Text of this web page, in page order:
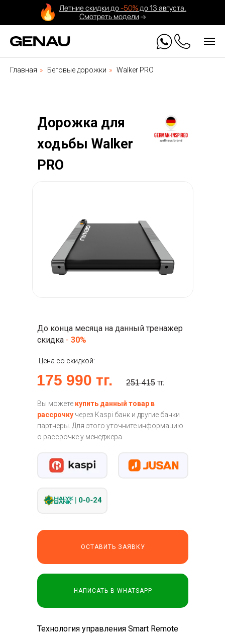
Летние скидки до-50%до 13 августа.
Смотреть модели
Главная » Беговые дорожки » Walker PRO
Дорожка для
ходьбы Walker
PRO
Технология управления Smart Remote
175 990 тг.
ОСТАВИТЬ ЗАЯВКУ
НАПИСАТЬ В WHATSAPP
Вы можете купить данный товар в
рассрочку через Кaspi банк и другие банки
партнеры. Для этого уточните информацию
о рассрочке у менеджера.
Цена со скидкой:
До конца месяца на данный тренажер
скидка - 30%
251 415 тг.